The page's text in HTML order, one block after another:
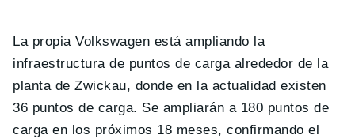
La propia Volkswagen está ampliando la
infraestructura de puntos de carga alrededor de la
planta de Zwickau, donde en la actualidad existen
36 puntos de carga. Se ampliarán a 180 puntos de
carga en los próximos 18 meses, confirmando el